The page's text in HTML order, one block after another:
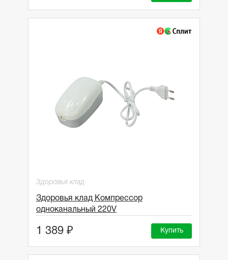
Здоровья клад
Здоровья клад Компрессор
одноканальный 220V
1 389 ₽ Купить